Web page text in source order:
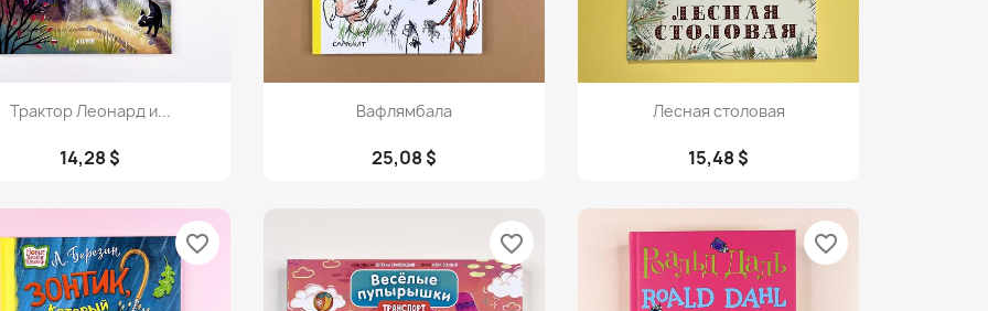
Просмотр
Трактор Леонард и...
14,28 $
Просмотр
Вафлямбала
25,08 $
Просмотр
Лесная столовая
15,48 $
favorite_border favorite_border favorite_border